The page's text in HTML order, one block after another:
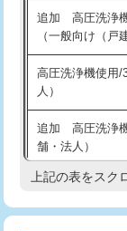
給水管工事※（
め込み）)
給水管工事※（
業)
給水管工事※（
用/3ｍまで)
給水管工事※（
追加 高圧洗浄
（一般向け（戸
高圧洗浄機使用/
人）
追加 高圧洗浄
舗・法人）
高度高圧洗浄換
上記の表をスク